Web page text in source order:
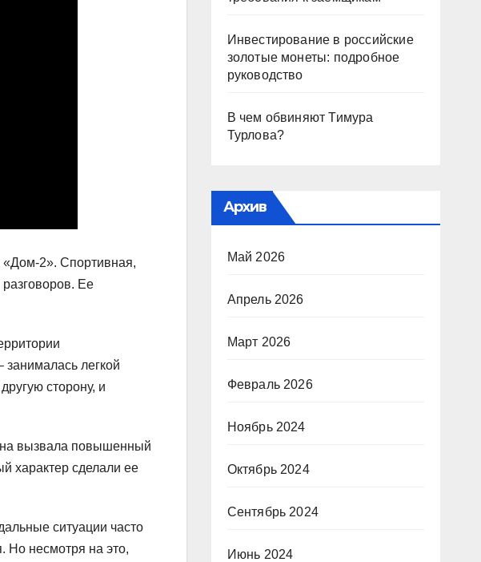
«Дом-2». Спортивная,
Ее
занималась легкой
сторону, и
вызвала повышенный
характер сделали ее
ситуации часто
Но несмотря на это,
Инвестирование в российские
золотые монеты: подробное
руководство
В чем обвиняют Тимура
Турлова?
Архив
Май 2026
Апрель 2026
Март 2026
Февраль 2026
Ноябрь 2024
Октябрь 2024
Сентябрь 2024
Июнь 2024